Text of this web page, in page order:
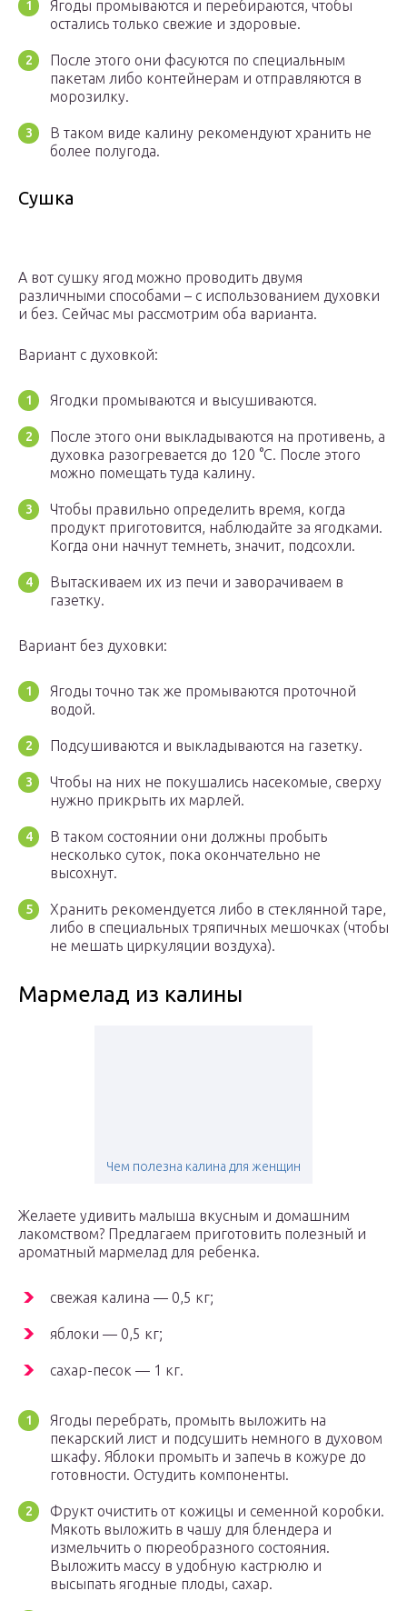
Ягоды промываются и перебираются, чтобы
остались только свежие и здоровые.
После этого они фасуются по специальным
пакетам либо контейнерам и отправляются в
морозилку.
В таком виде калину рекомендуют хранить не
более полугода.
Сушка
А вот сушку ягод можно проводить двумя
различными способами – с использованием духовки
и без. Сейчас мы рассмотрим оба варианта.
Вариант с духовкой:
Ягодки промываются и высушиваются.
После этого они выкладываются на противень, а
духовка разогревается до 120 °C. После этого
можно помещать туда калину.
Чтобы правильно определить время, когда
продукт приготовится, наблюдайте за ягодками.
Когда они начнут темнеть, значит, подсохли.
Вытаскиваем их из печи и заворачиваем в
газетку.
Вариант без духовки:
Ягоды точно так же промываются проточной
водой.
Подсушиваются и выкладываются на газетку.
Чтобы на них не покушались насекомые, сверху
нужно прикрыть их марлей.
В таком состоянии они должны пробыть
несколько суток, пока окончательно не
высохнут.
Хранить рекомендуется либо в стеклянной таре,
либо в специальных тряпичных мешочках (чтобы
не мешать циркуляции воздуха).
Мармелад из калины
Чем полезна калина для женщин
Желаете удивить малыша вкусным и домашним
лакомством? Предлагаем приготовить полезный и
ароматный мармелад для ребенка.
свежая калина — 0,5 кг;
яблоки — 0,5 кг;
сахар-песок — 1 кг.
Ягоды перебрать, промыть выложить на
пекарский лист и подсушить немного в духовом
шкафу. Яблоки промыть и запечь в кожуре до
готовности. Остудить компоненты.
Фрукт очистить от кожицы и семенной коробки.
Мякоть выложить в чашу для блендера и
измельчить о пюреобразного состояния.
Выложить массу в удобную кастрюлю и
высыпать ягодные плоды, сахар.